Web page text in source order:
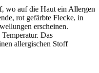
wo auf die Haut ein Allergen
rot gefärbte Flecke, in
erscheinen.
Das
allergischen Stoff